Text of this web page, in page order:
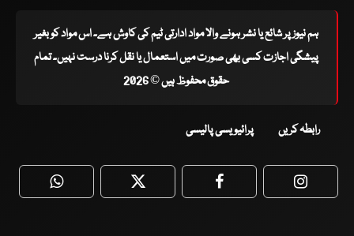
ہم نیوز پر شائع یا نشر ہونے والا مواد ادارتی ٹیم کی کاوش ہے۔ اس مواد کو بغیر
پیشگی اجازت کسی بھی صورت میں استعمال یا نقل کرنا درست نہیں۔ تمام
حقوق محفوظ ہیں © 2026
رابطہ کریں پرائیویسی پالیسی
WhatsApp Twitter Facebook